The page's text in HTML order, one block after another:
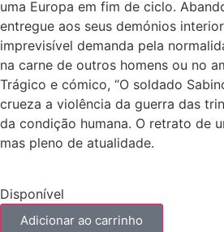
uma Europa em fim de ciclo.
entregue aos seus demónios
imprevisível demanda pela
na carne de outros homens ou no
Trágico e cómico, “O soldado
crueza a violência da guerra das
da condição humana. O retrato de
mas pleno de atualidade.
Disponível
Adicionar ao carrinho